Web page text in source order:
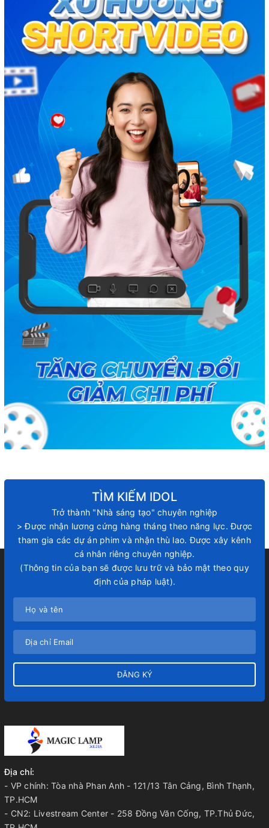
TÌM KIẾM IDOL
Trở thành "Nhà sáng tạo" chuyên nghiệp
> Được nhận lương cứng hàng tháng theo năng lực. Được
tham gia các dự án phim và nhận thù lao. Được xây kênh
cá nhân riêng chuyên nghiệp.
(Thông tin của bạn sẽ được lưu trữ và bảo mật theo quy
định của pháp luật).
ĐĂNG KÝ
Địa chỉ:
- VP chính: Tòa nhà Phan Anh - 121/13 Tân Cảng, Bình Thạnh,
TP.HCM
- CN2: Livestream Center - 258 Đồng Văn Cống, TP.Thủ Đức,